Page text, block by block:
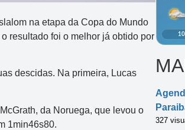
na etapa da Copa do Mundo
resultado foi o melhor já obtido por
descidas. Na primeira, Lucas
da Noruega, que levou o
1min46s80.
327